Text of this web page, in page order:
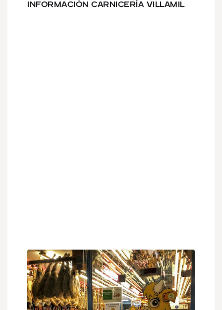
INFORMACIÓN CARNICERÍA VILLAMIL